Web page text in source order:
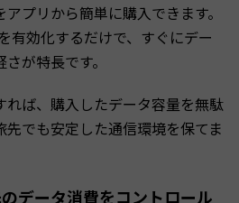
プリから簡単に購入できます。
有効化するだけで、すぐにデー
が特長です。
れば、購入したデータ容量を無駄
でも安定した通信環境を保てま
データ消費をコントロール